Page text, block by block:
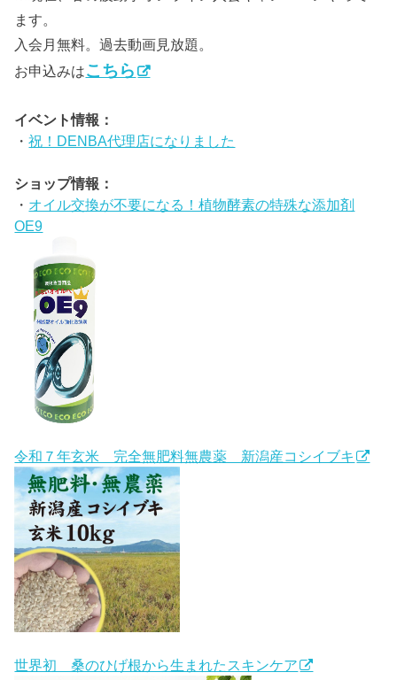
ます。
入会月無料。過去動画見放題。
お申込みはこちら
イベント情報：
・祝！DENBA代理店になりました
ショップ情報：
・ オイル交換が不要になる！植物酵素の特殊な添加剤
OE9
令和７年玄米 完全無肥料無農薬 新潟産コシイブキ
世界初 桑のひげ根から生まれたスキンケア